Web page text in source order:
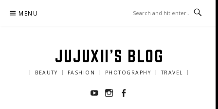
MENU
JUJUXII'S BLOG
｜ BEAUTY ｜ FASHION ｜ PHOTOGRAPHY ｜ TRAVEL ｜
YoutubeInstagram